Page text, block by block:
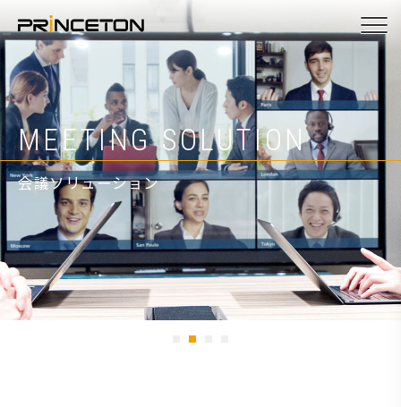
イ
ン
コ
ン
ン
移
動
ヒト。モノ。つなぐ。
MEETING SOLUTION
会議ソリューション
PRODUCTS
プロダクト
ATEN KVM VIDEO
ATEN/KVMビデオ製品